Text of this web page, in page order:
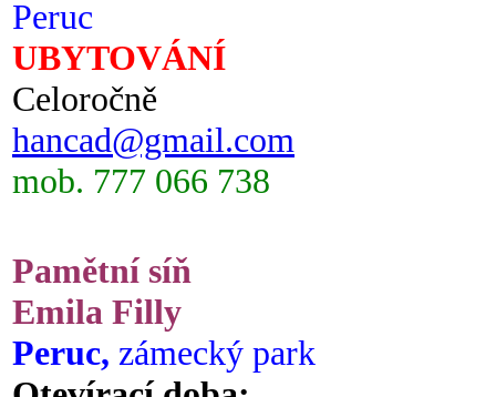
Peruc
UBYTOVÁNÍ
Celoročně
hancad@gmail.com
mob. 777 066 738
Pamětní síň
Emila Filly
Peruc, zámecký park